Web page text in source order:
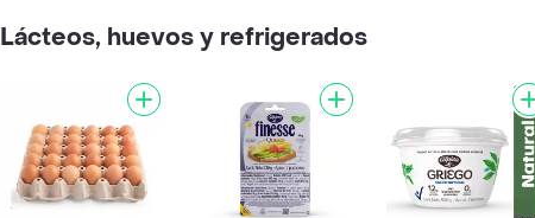
Lácteos, huevos y refrigerados